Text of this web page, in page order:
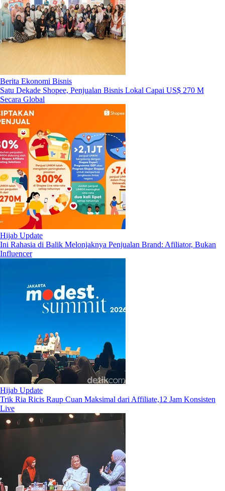
Berita Ekonomi Bisnis
Satu Dekade Shopee, Penjualan Bisnis Lokal Capai US$ 270 M
Secara Global
Hijab Update
Ini Rahasia di Balik Melonjaknya Penjualan Brand: Afiliator, Bukan
Influencer
Hijab Update
Trik Ria Ricis Raup Cuan Maksimal dari Affiliate,12 Jam Konsisten
Live